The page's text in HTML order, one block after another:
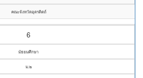
คณะจังหวัดอุตรดิตถ์
6
มัธยมศึกษา
ม.๒